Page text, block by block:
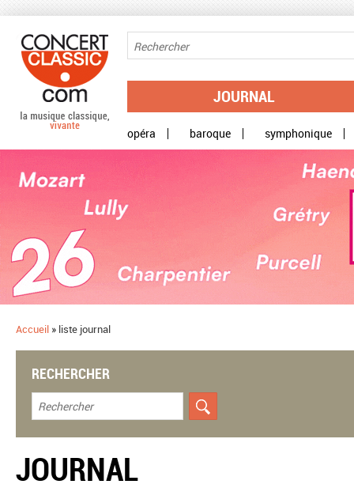
JOURNAL
opéra baroque symphonique
Accueil » liste journal
RECHERCHER
JOURNAL